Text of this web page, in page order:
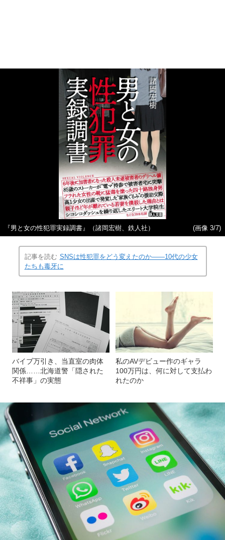
『男と女の性犯罪実録調書』（諸岡宏樹、鉄人社） (画像 3/7)
記事を読む SNSは性犯罪をどう変えたのか――10代の少女
たちも毒牙に
バイブ万引き、当直室の肉体
関係……北海道警「隠された
不祥事」の実態
私のAVデビュー作のギャラ
100万円は、何に対して支払わ
れたのか